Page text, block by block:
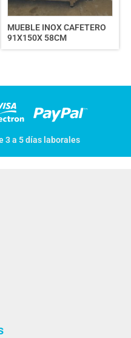
MUEBLE INOX CAFETERO
91X150X 58CM
3 a 5 días laborales